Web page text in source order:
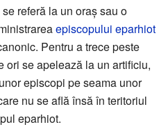
referă la un oraș sau o
episcopului eparhiot
Pentru a trece peste
ori se apelează la un artificiu,
episcopi pe seama unor
nu se află însă în teritoriul
eparhiot.